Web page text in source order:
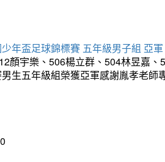
年盃足球錦標賽 五年級男子組 亞軍
顏宇樂、506楊立群、504林昱嘉
生五年級組榮獲亞軍感謝胤孝老師